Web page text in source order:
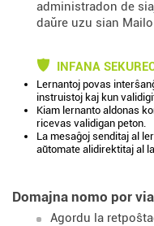
administradon de
daŭre uzu sian
INFANA
Lernantoj povas
instruistoj kaj kun
Kiam lernanto aldonas
ricevas validigan peton.
La mesaĝoj senditaj al
aŭtomate alidirektitaj al
Domajna nomo por
Agordu la